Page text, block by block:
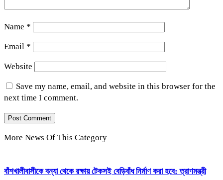
Name *
Email *
Website
Save my name, email, and website in this browser for the
next time I comment.
More News Of This Category
বাঁশখালীবাসীকে বন্যা থেকে রক্ষায় টেকসই বেড়িবাঁধ নির্মাণ করা হবে: ত্রাণমন্ত্রী